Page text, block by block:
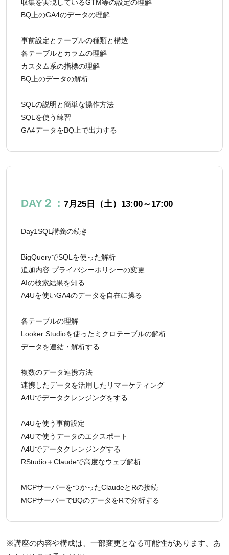
収集を実現しているGTM等の設定の理解
BQ上のGA4のデータの理解
事前設定とテーブルの種類と構造
各テーブルとカラムの理解
カスタム系の指標の理解
BQ上のデータの解析
SQLの説明と簡単な操作方法
SQLを使う練習
GA4データをBQ上で出力する
DAY２： 7月25日（土）13:00～17:00
Day1SQL講義の続き
BigQueryでSQLを使った解析
追加内容 プライバシーポリシーの変更
AIの検索結果を知る
A4Uを使いGA4のデータを自在に操る
各テーブルの理解
Looker Studioを使ったミクロテーブルの解析
データを連結・解析する
複数のデータ連携方法
連携したデータを活用したリマーケティング
A4Uでデータクレンジングをする
A4Uを使う事前設定
A4Uで使うデータのエクスポート
A4Uでデータクレンジングする
RStudio＋Claudeで高度なウェブ解析
MCPサーバーをつかったClaudeとRの接続
MCPサーバーでBQのデータをRで分析する
※講座の内容や構成は、一部変更となる可能性があります。あ